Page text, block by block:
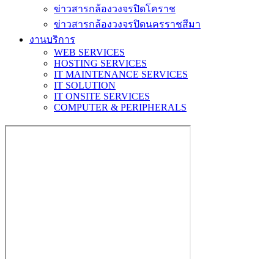
ข่าวสารกล้องวงจรปิดโคราช
ข่าวสารกล้องวงจรปิดนครราชสีมา
งานบริการ
WEB SERVICES
HOSTING SERVICES
IT MAINTENANCE SERVICES
IT SOLUTION
IT ONSITE SERVICES
COMPUTER & PERIPHERALS